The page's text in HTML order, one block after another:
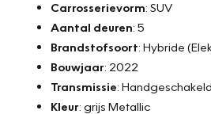
Carrosserievorm: SUV
Aantal deuren: 5
Brandstofsoort: Hybride
Bouwjaar: 2022
Transmissie: Handgeschakeld
Kleur: grijs Metallic